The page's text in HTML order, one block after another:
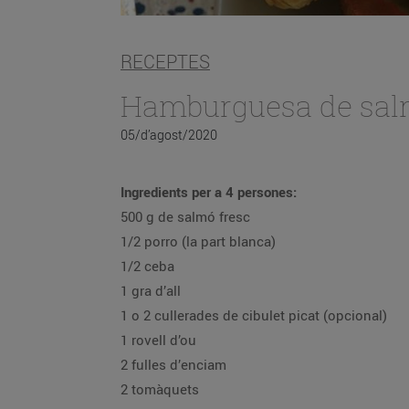
RECEPTES
Hamburguesa de
05/d’agost/2020
Ingredients per a 4 persones:
500 g de salmó fresc
1/2 porro (la part blanca)
1/2 ceba
1 gra d’all
1 o 2 cullerades de cibulet picat (opcional)
1 rovell d’ou
2 fulles d’enciam
2 tomàquets